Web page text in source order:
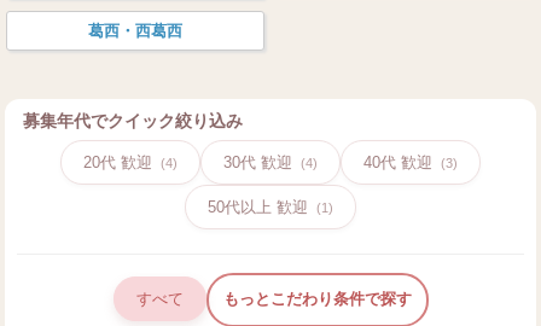
葛西・西葛西
募集年代でクイック絞り込み
20代 歓迎 (4) 30代 歓迎 (4) 40代 歓迎 (3)
50代以上 歓迎 (1)
すべて もっとこだわり条件で探す